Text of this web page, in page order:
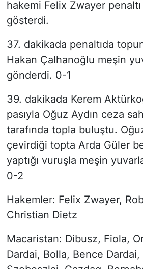
hakemi Felix Zwayer penaltı
gösterdi.
37. dakikada penaltıda
Hakan Çalhanoğlu meşin
gönderdi. 0-1
39. dakikada Kerem
pasıyla Oğuz Aydın ceza
tarafında topla buluştu.
çevirdiği topta Arda Güler
yaptığı vuruşla meşin
0-2
Hakemler: Felix Zwayer,
Christian Dietz
Macaristan: Dibusz, Fiola,
Dardai, Bolla, Bence